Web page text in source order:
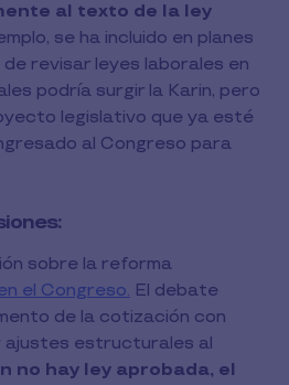
al texto de la ley
se ha incluido en planes
revisar leyes laborales en
podría surgir la Karin, pero
legislativo que ya esté
al Congreso para
sobre la reforma
el Congreso. El debate
de la cotización con
ajustes estructurales al
no hay ley aprobada, el